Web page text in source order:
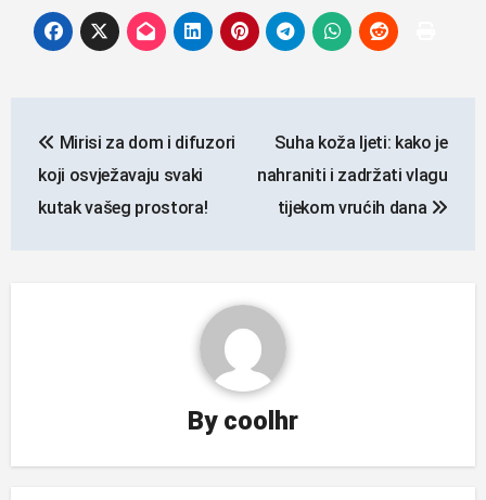
objava
Mirisi za dom i difuzori
koji osvježavaju svaki
kutak vašeg prostora!
Suha koža ljeti: kako je
nahraniti i zadržati vlagu
tijekom vrućih dana
By coolhr